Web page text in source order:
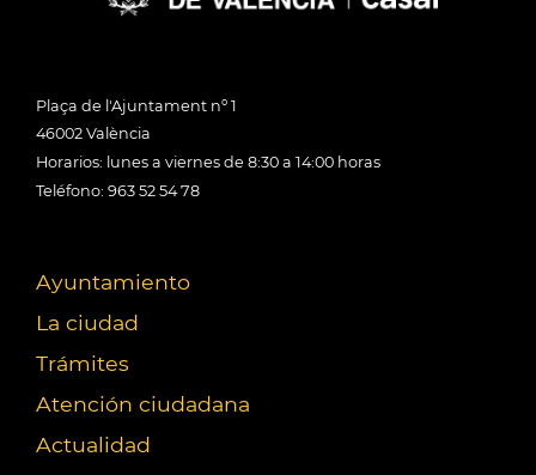
Plaça de l'Ajuntament nº 1
46002 València
Horarios: lunes a viernes de 8:30 a 14:00 horas
Teléfono: 963 52 54 78
Ayuntamiento
La ciudad
Trámites
Atención ciudadana
Actualidad